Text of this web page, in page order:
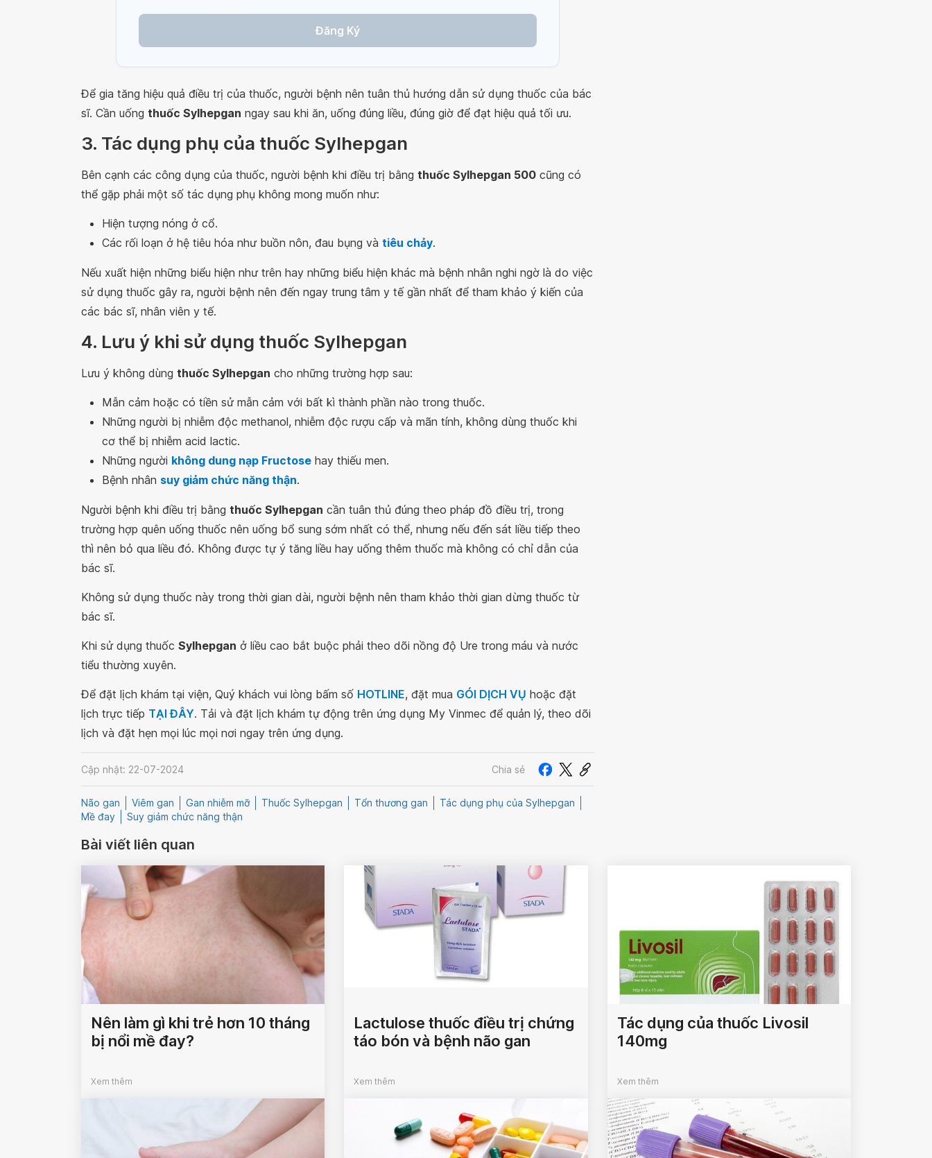
Đăng Ký
Để gia tăng hiệu quả điều trị của thuốc, người bệnh nên tuân thủ hướng dẫn sử dụng thuốc của bác
sĩ. Cần uống thuốc Sylhepgan ngay sau khi ăn, uống đúng liều, đúng giờ để đạt hiệu quả tối ưu.
3. Tác dụng phụ của thuốc Sylhepgan
Bên cạnh các công dụng của thuốc, người bệnh khi điều trị bằng thuốc Sylhepgan 500 cũng có
thể gặp phải một số tác dụng phụ không mong muốn như:
Hiện tượng nóng ở cổ.
Các rối loạn ở hệ tiêu hóa như buồn nôn, đau bụng và tiêu chảy.
Nếu xuất hiện những biểu hiện như trên hay những biểu hiện khác mà bệnh nhân nghi ngờ là do việc
sử dụng thuốc gây ra, người bệnh nên đến ngay trung tâm y tế gần nhất để tham khảo ý kiến của
các bác sĩ, nhân viên y tế.
4. Lưu ý khi sử dụng thuốc Sylhepgan
Lưu ý không dùng thuốc Sylhepgan cho những trường hợp sau:
Mẫn cảm hoặc có tiền sử mẫn cảm với bất kì thành phần nào trong thuốc.
Những người bị nhiễm độc methanol, nhiễm độc rượu cấp và mãn tính, không dùng thuốc khi
cơ thể bị nhiễm acid lactic.
Những người không dung nạp Fructose hay thiếu men.
Bệnh nhân suy giảm chức năng thận.
Người bệnh khi điều trị bằng thuốc Sylhepgan cần tuân thủ đúng theo pháp đồ điều trị, trong
trường hợp quên uống thuốc nên uống bổ sung sớm nhất có thể, nhưng nếu đến sát liều tiếp theo
thì nên bỏ qua liều đó. Không được tự ý tăng liều hay uống thêm thuốc mà không có chỉ dẫn của
bác sĩ.
Không sử dụng thuốc này trong thời gian dài, người bệnh nên tham khảo thời gian dừng thuốc từ
bác sĩ.
Khi sử dụng thuốc Sylhepgan ở liều cao bắt buộc phải theo dõi nồng độ Ure trong máu và nước
tiểu thường xuyên.
Để đặt lịch khám tại viện, Quý khách vui lòng bấm số HOTLINE, đặt mua GÓI DỊCH VỤ hoặc đặt
lịch trực tiếp TẠI ĐÂY. Tải và đặt lịch khám tự động trên ứng dụng My Vinmec để quản lý, theo dõi
lịch và đặt hẹn mọi lúc mọi nơi ngay trên ứng dụng.
Cập nhật: 22-07-2024 Chia sẻ
Não gan Viêm gan Gan nhiễm mỡ Thuốc Sylhepgan Tổn thương gan
Tác dụng phụ của Sylhepgan
Mề đay
Suy giảm chức năng thận
Bài viết liên quan
Nên làm gì khi trẻ hơn 10 tháng
bị nổi mề đay?
Xem thêm
Lactulose thuốc điều trị chứng
táo bón và bệnh não gan
Xem thêm
Tác dụng của thuốc Livosil
140mg
Xem thêm